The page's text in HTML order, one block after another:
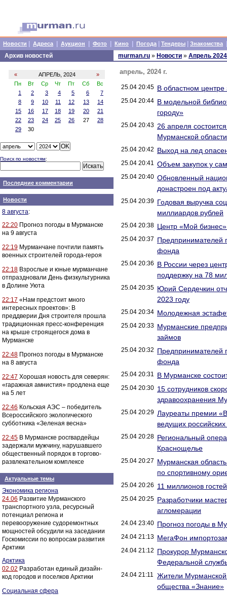
Новости Адреса Аукцион Фото Кино Погода Тендеры Знакомства
Архив новостей
« АПРЕЛЬ, 2024
»
Пн
Вт Ср Чт Пт Сб
Вс
1
2 3 4 5 6
7
8
9 10 11 12 13
14
15
16 17 18 19 20
21
22
23 24 25 26 27
28
29
30
Поиск по новостям:
Последние комментарии
Новости
8 августа:
22:20 Прогноз погоды в Мурманске
на 9 августа
22:19 Мурманчане почтили память
военных строителей города-героя
22:18 Взрослые и юные мурманчане
отпраздновали День физкультурника
в Долине Уюта
22:17 «Нам предстоит много
интересных проектов»: В
преддверии Дня строителя прошла
традиционная пресс-конференция
на крыше строящегося дома в
Мурманске
22:48 Прогноз погоды в Мурманске
на 8 августа
22:47 Хорошая новость для северян:
«гаражная амнистия» продлена еще
на 5 лет
22:46 Кольская АЭС – победитель
Всероссийского экологического
субботника «Зеленая весна»
22:45 В Мурманске росгвардейцы
задержали мужчину, нарушавшего
общественный порядок в торгово-
развлекательном комплексе
Актуальные темы
Экономика региона
24.06 Развитие Мурманского
транспортного узла, ресурсный
потенциал региона и
перевооружение судоремонтных
мощностей обсудили на заседании
Госкомиссии по вопросам развития
Арктики
Арктика
02.02 Разработан единый дизайн-
код городов и поселков Арктики
Социальная сфера
murman.ru » Новости » Апрель 2024
апрель, 2024 г.
25.04 20:45 В областном
25.04 20:44 В модельной
городу»
25.04 20:43 26 апреля
Мурманской области
25.04 20:42 Выход на лед
25.04 20:41 Объем закупок у
25.04 20:40 Обновленный
донастроен под
25.04 20:39 Годовая выручка
миллиардов рублей
25.04 20:38 Центр «Мой
25.04 20:37 Предпринимателей
фонда
25.04 20:36 В России через
поддержку на 78
25.04 20:35 Юрий Сердечкин
2023 году
25.04 20:34 Молодежная
25.04 20:33 Мурманские
займов
25.04 20:32 Предпринимателей
фонда
25.04 20:31 В Мурманске
25.04 20:30 15 сотрудников
здравоохранения
25.04 20:29 Лауреаты премии
ведущих
25.04 20:28 Региональный
Краснощелье
25.04 20:27 Мурманская
по спортивному
25.04 20:26 11 миллионов
25.04 20:25 Разработчики
агломерации
24.04 23:40 Прогноз погоды в
24.04 21:13 МегаФон
24.04 21:12 Прокурор
Федеральной
24.04 21:11 Жители Мурманской
общества «Знание»